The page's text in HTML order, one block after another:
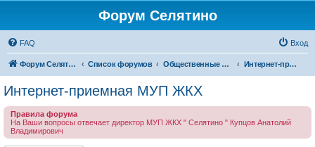
Форум Селятино
FAQ Вход
Форум Селятино Список форумов Общественные интернет-приемные Интернет-приемная МУП ЖКХ
Интернет-приемная МУП ЖКХ
Правила форума
На Ваши вопросы отвечает директор МУП ЖКХ " Селятино " Купцов Анатолий
Владимирович